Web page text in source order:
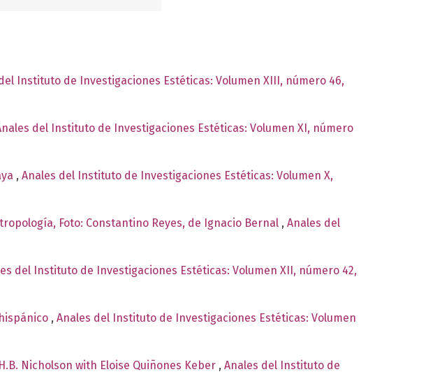
Instituto de Investigaciones Estéticas: Volumen XIII, número 46,
del Instituto de Investigaciones Estéticas: Volumen XI, número
, Anales del Instituto de Investigaciones Estéticas: Volumen X,
Foto: Constantino Reyes, de Ignacio Bernal , Anales del
del Instituto de Investigaciones Estéticas: Volumen XII, número 42,
, Anales del Instituto de Investigaciones Estéticas: Volumen
Nicholson with Eloise Quiñones Keber , Anales del Instituto de